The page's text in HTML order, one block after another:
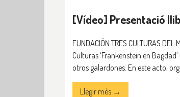
[Vídeo] Presentació
FUNDACIÓN TRES CULTURAS
Culturas ‘Frankenstein en
otros galardones. En este acto,
Llegir més →